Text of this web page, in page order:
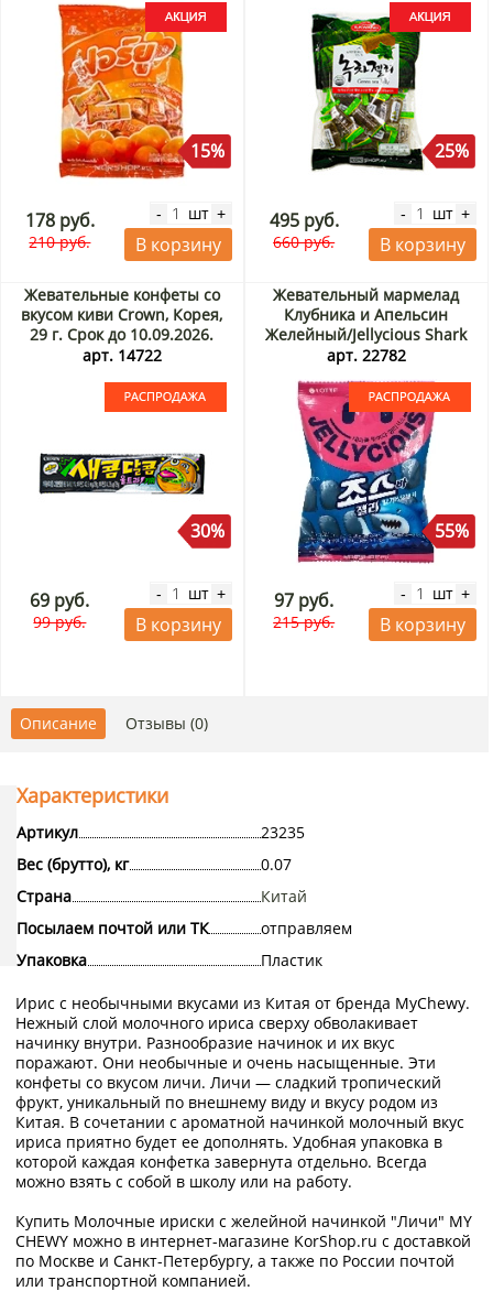
15%
178 руб.
210 руб.
- шт +
В корзину
25%
495 руб.
660 руб.
- шт +
В корзину
Жевательные конфеты со
вкусом киви Crown, Корея,
29 г. Срок до 10.09.2026.
Распродажа
арт. 14722
30%
69 руб.
99 руб.
- шт +
В корзину
Жевательный мармелад
Клубника и Апельсин
Желейный/Jellycious Shark
Lotte, Корея, 70 г. Срок до
арт. 22782
55%
97 руб.
215 руб.
- шт +
В корзину
Описание Отзывы (0)
Характеристики
Артикул
23235
Вес (брутто), кг
0.07
Страна
Китай
Посылаем почтой или ТК
отправляем
Упаковка
Пластик
Ирис с необычными вкусами из Китая от бренда MyChewy.
Нежный слой молочного ириса сверху обволакивает
начинку внутри. Разнообразие начинок и их вкус
поражают. Они необычные и очень насыщенные. Эти
конфеты со вкусом личи. Личи — сладкий тропический
фрукт, уникальный по внешнему виду и вкусу родом из
Китая. В сочетании с ароматной начинкой молочный вкус
ириса приятно будет ее дополнять. Удобная упаковка в
которой каждая конфетка завернута отдельно. Всегда
можно взять с собой в школу или на работу.
Купить Молочные ириски с желейной начинкой "Личи" MY
CHEWY можно в интернет-магазине KorShop.ru с доставкой
по Москве и Санкт-Петербургу, а также по России почтой
или транспортной компанией.